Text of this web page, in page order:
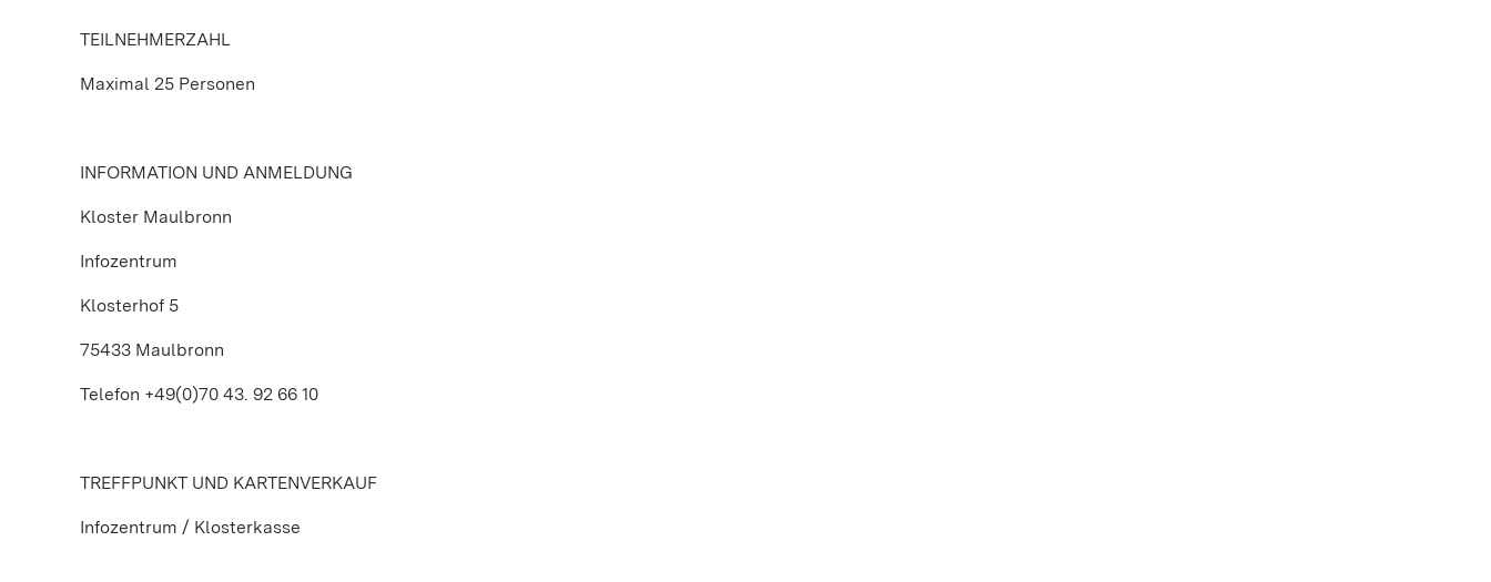
TEILNEHMERZAHL
Maximal 25 Personen
INFORMATION UND ANMELDUNG
Kloster Maulbronn
Infozentrum
Klosterhof 5
75433 Maulbronn
Telefon +49(0)70 43. 92 66 10
TREFFPUNKT UND KARTENVERKAUF
Infozentrum / Klosterkasse